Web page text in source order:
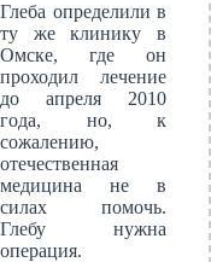
Глеба определили в
ту же клинику в
Омске, где он
проходил лечение
до апреля 2010
года, но, к
сожалению,
отечественная
медицина не в
силах помочь.
Глебу нужна
операция.